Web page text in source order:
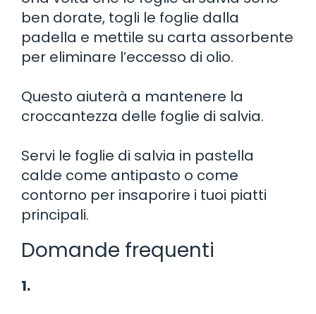
ben dorate, togli le foglie dalla
padella e mettile su carta assorbente
per eliminare l’eccesso di olio.
Questo aiuterà a mantenere la
croccantezza delle foglie di salvia.
Servi le foglie di salvia in pastella
calde come antipasto o come
contorno per insaporire i tuoi piatti
principali.
Domande frequenti
1.